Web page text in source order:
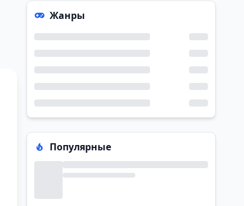
Жанры
Популярные